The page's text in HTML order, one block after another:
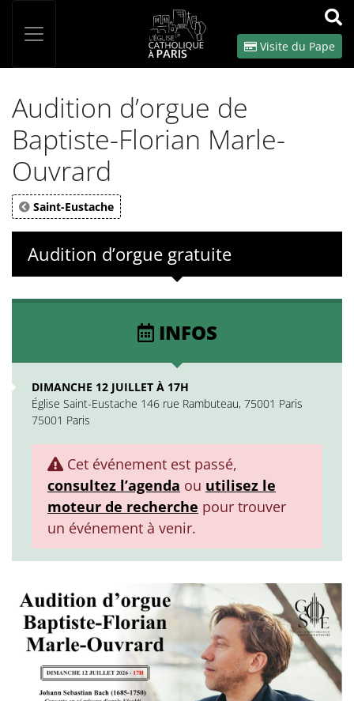
OK
Visite du Pape
Audition d’orgue de
Baptiste-Florian Marle-
Ouvrard
Saint-Eustache
Audition d’orgue gratuite
INFOS
DIMANCHE 12 JUILLET À 17H
Église Saint-Eustache 146 rue Rambuteau, 75001 Paris
75001 Paris
Cet événement est passé,
consultez l’agenda ou utilisez le
moteur de recherche pour trouver
un événement à venir.
Panneau de gestion des cookies